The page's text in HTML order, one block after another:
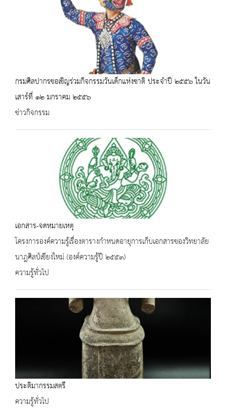
กรมศิลปากรขอเชิญร่วมกิจกรรมวันเด็กแห่งชาติ ประจำปี ๒๕๕๖ ในวัน
เสาร์ที่ ๑๒ มกราคม ๒๕๕๖
ข่าวกิจกรรม
เอกสาร-จดหมายเหตุ
โครงการองค์ความรู้เรื่องตารางกำหนดอายุการเก็บเอกสารของวิทยาลัย
นาฎศิลป์เชียงใหม่ (องค์ความรู้ปี ๒๕๕๓)
ความรู้ทั่วไป
ประติมากรรมสตรี
ความรู้ทั่วไป